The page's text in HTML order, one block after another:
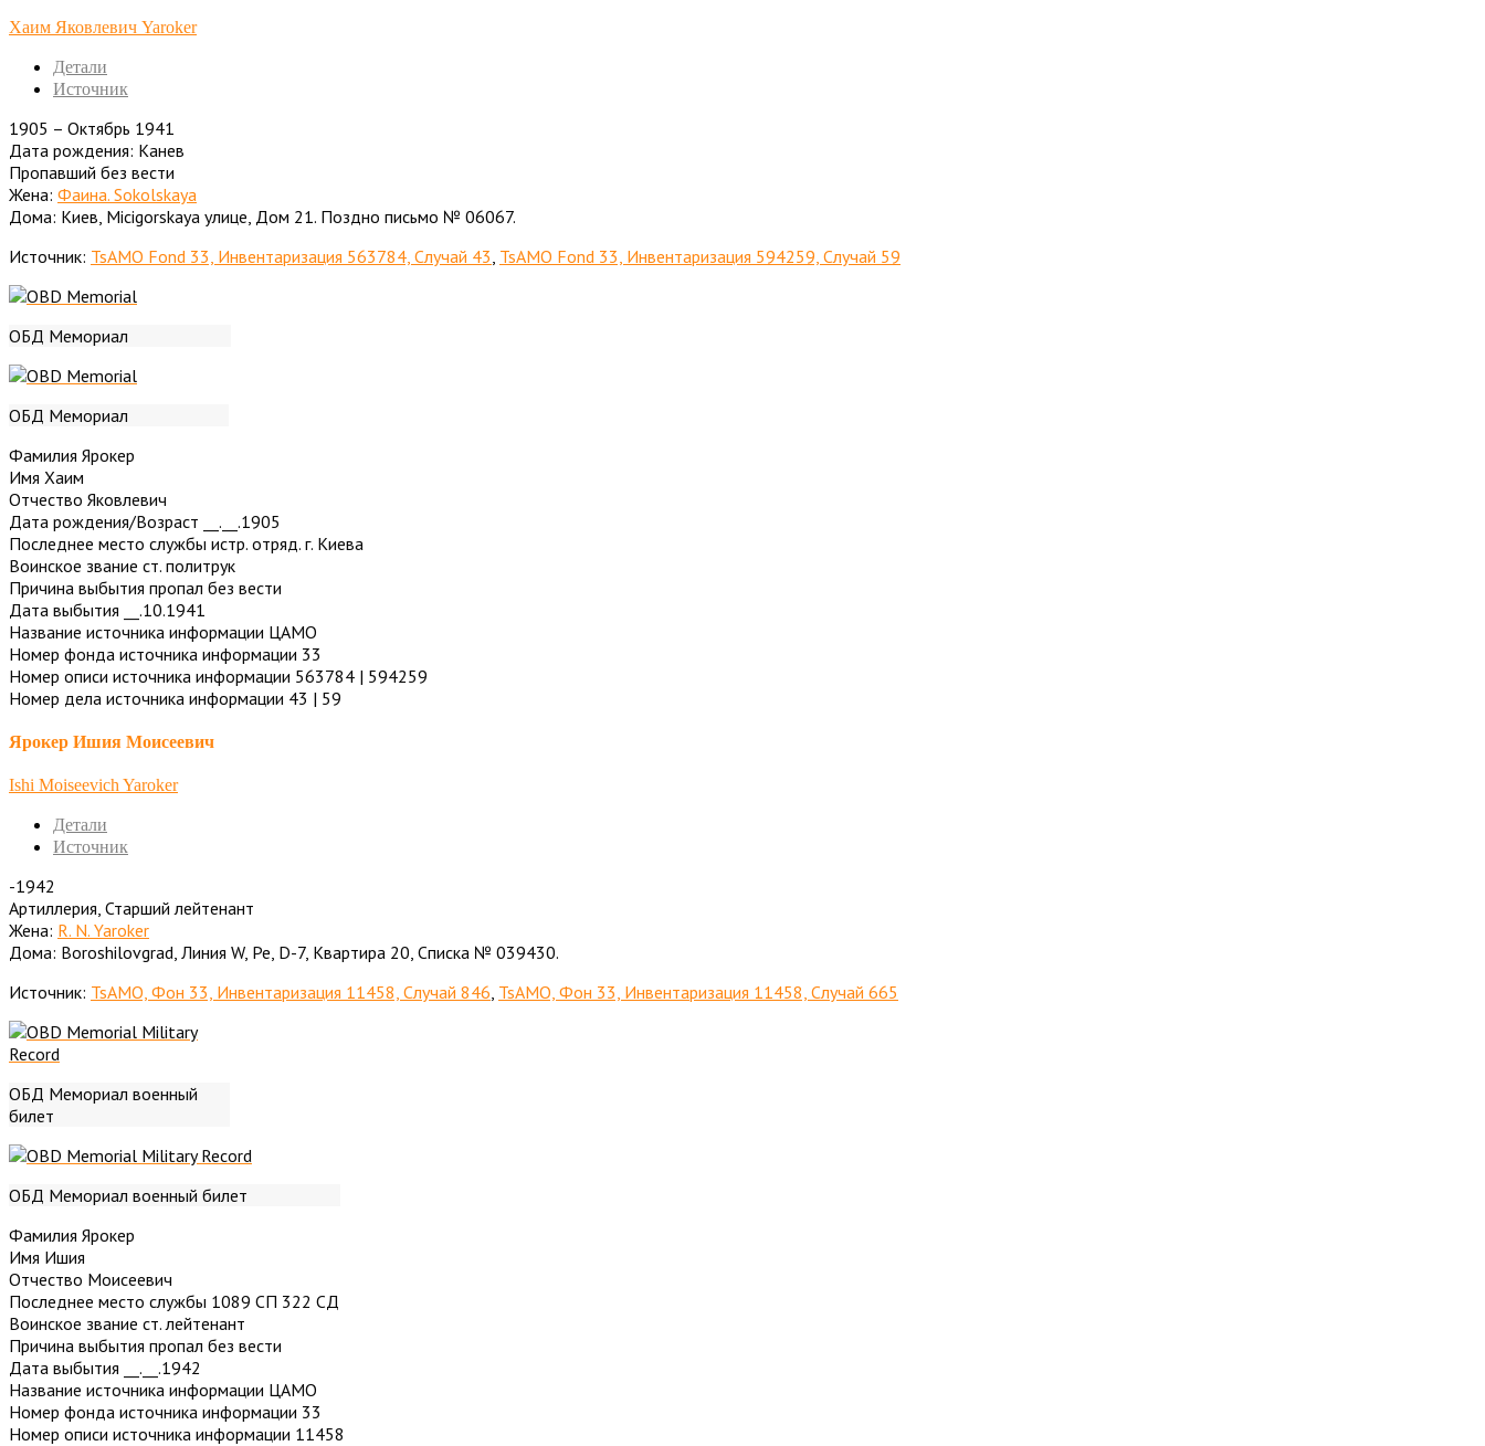
Хаим Яковлевич Yaroker
Детали
Источник
1905 – Октябрь 1941
Дата рождения: Канев
Пропавший без вести
Жена: Фаина. Sokolskaya
Дома: Киев, Micigorskaya улице, Дом 21. Поздно письмо № 06067.
Источник: TsAMO Fond 33, Инвентаризация 563784, Случай 43 TsAMO Fond 33, Инвентаризация 594259, Случай 59
ОБД Мемориал
ОБД Мемориал
Фамилия Ярокер
Имя Хаим
Отчество Яковлевич
Дата рождения/Возраст __.__.1905
Последнее место службы истр. отряд. г. Киева
Воинское звание ст. политрук
Причина выбытия пропал без вести
Дата выбытия __.10.1941
Название источника информации ЦАМО
Номер фонда источника информации 33
Номер описи источника информации 563784 | 594259
Номер дела источника информации 43 | 59
Ярокер Ишия Моисеевич
Ishi Moiseevich Yaroker
Детали
Источник
-1942
Артиллерия, Старший лейтенант
Жена: R. N. Yaroker
Дома: Boroshilovgrad, Линия W, Ре, D-7, Квартира 20, Списка № 039430.
Источник: TsAMO, Фон 33, Инвентаризация 11458, Случай 846, TsAMO, Фон 33, Инвентаризация 11458, Случай 665
ОБД Мемориал военный
билет
ОБД Мемориал военный билет
Фамилия Ярокер
Имя Ишия
Отчество Моисеевич
Последнее место службы 1089 СП 322 СД
Воинское звание ст. лейтенант
Причина выбытия пропал без вести
Дата выбытия __.__.1942
Название источника информации ЦАМО
Номер фонда источника информации 33
Номер описи источника информации 11458